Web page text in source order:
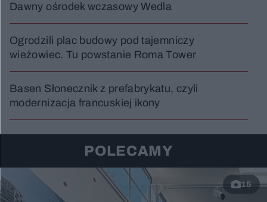
Dawny ośrodek wczasowy Wedla
Ogrodzili plac budowy pod tajemniczy
wieżowiec. Tu powstanie Roma Tower
Basen Słonecznik z prefabrykatu, czyli
modernizacja francuskiej ikony
POLECAMY
15